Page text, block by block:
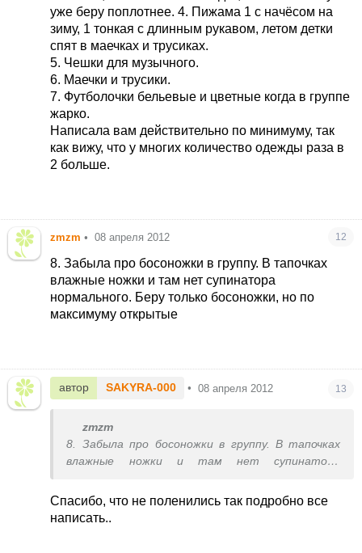
уже беру поплотнее. 4. Пижама 1 с начёсом на
зиму, 1 тонкая с длинным рукавом, летом детки
спят в маечках и трусиках.
5. Чешки для музычного.
6. Маечки и трусики.
7. Футболочки бельевые и цветные когда в группе
жарко.
Написала вам действительно по минимуму, так
как вижу, что у многих количество одежды раза в
2 больше.
zmzm • 08 апреля 2012 12
8. Забыла про босоножки в группу. В тапочках
влажные ножки и там нет супинатора
нормального. Беру только босоножки, но по
максимуму открытые
автор SAKYRA-000 • 08 апреля 2012 13
zmzm
8. Забыла про босоножки в группу. В тапочках
влажные ножки и там нет супинатора
максимуму открытые
Спасибо, что не поленились так подробно все
написать..